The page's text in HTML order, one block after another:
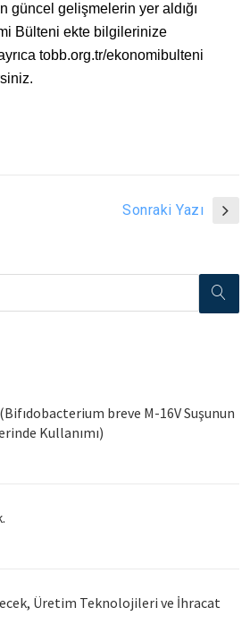
güncel gelişmelerin yer aldığı
Bülteni ekte bilgilerinize
tobb.org.tr/ekonomibulteni
Sonraki Yazı
breve M-16V Suşunun
Kullanımı)
Üretim Teknolojileri ve İhracat